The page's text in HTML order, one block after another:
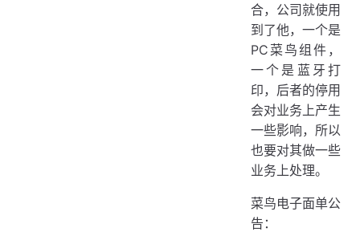
基础指令解析
模板解析处理
测试
其他问题
合，公司就使用
到了他，一个是
PC菜鸟组件，
一个是蓝牙打
印，后者的停用
会对业务上产生
一些影响，所以
也要对其做一些
业务上处理。
菜鸟电子面单公
告：